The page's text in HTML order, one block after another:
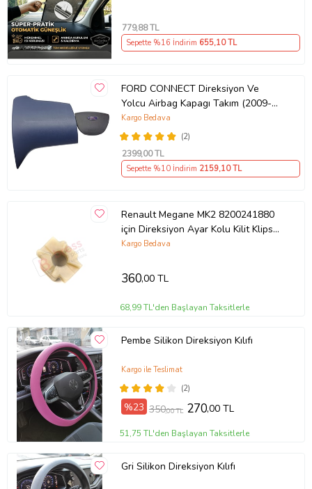
779,88 TL
Sepette %16 İndirim 655,10 TL
FORD CONNECT Direksiyon Ve
Yolcu Airbag Kapagı Takım (2009-
2014) İthal Üretim
(2)
Kargo Bedava
2399,00 TL
Sepette %10 İndirim 2159,10 TL
Renault Megane MK2 8200241880
için Direksiyon Ayar Kolu Kilit Klips
Plastiği
Kargo Bedava
360,00 TL
68,99 TL'den Başlayan Taksitlerle
Pembe Silikon Direksiyon Kılıfı
(2)
Kargo ile Teslimat
%23 350,00 TL 270,00 TL
51,75 TL'den Başlayan Taksitlerle
Gri Silikon Direksiyon Kılıfı